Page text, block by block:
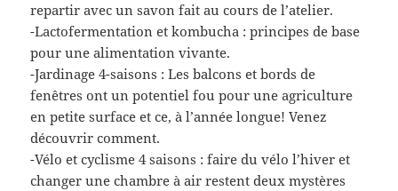
repartir avec un savon fait au cours de l’atelier.
-Lactofermentation et kombucha : principes de base
pour une alimentation vivante.
-Jardinage 4-saisons : Les balcons et bords de
fenêtres ont un potentiel fou pour une agriculture
en petite surface et ce, à l’année longue! Venez
découvrir comment.
-Vélo et cyclisme 4 saisons : faire du vélo l’hiver et
changer une chambre à air restent deux mystères